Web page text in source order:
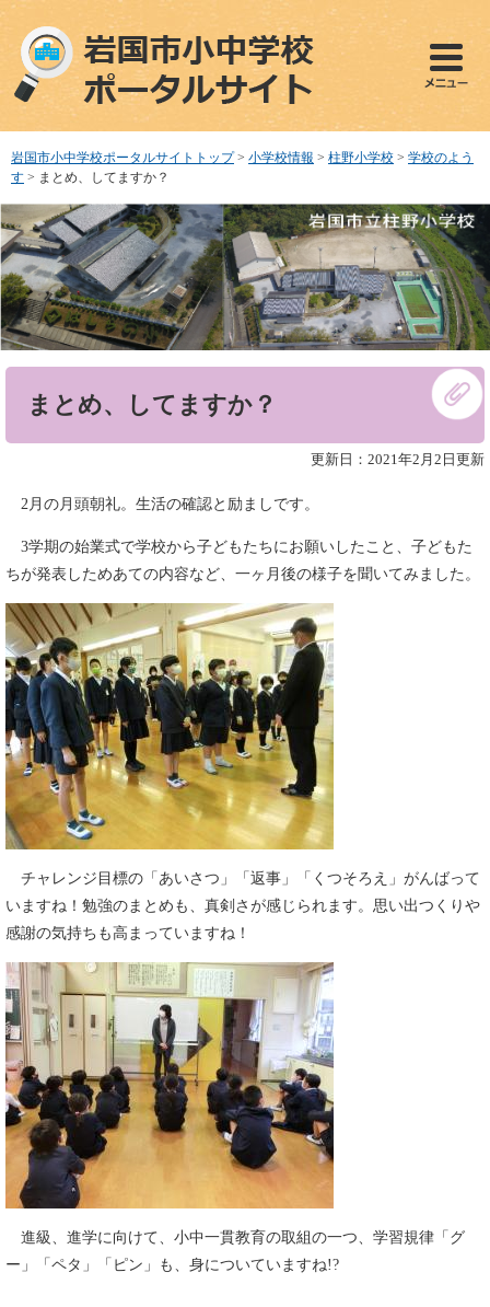
ペ
で
す
メ
ば
し
本
文
へ
岩国市小中学校ポータルサイトトップ > 小学校情報 > 柱野小学校 > 学校のよう
す > まとめ、してますか？
まとめ、してますか？
更新日：2021年2月2日更新
2月の月頭朝礼。生活の確認と励ましです。
3学期の始業式で学校から子どもたちにお願いしたこと、子どもた
ちが発表しためあての内容など、一ヶ月後の様子を聞いてみました。
チャレンジ目標の「あいさつ」「返事」「くつそろえ」がんばって
いますね！勉強のまとめも、真剣さが感じられます。思い出つくりや
感謝の気持ちも高まっていますね！
進級、進学に向けて、小中一貫教育の取組の一つ、学習規律「グ
ー」「ペタ」「ピン」も、身についていますね!?